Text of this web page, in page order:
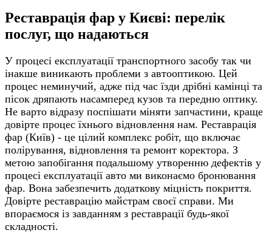
Реставрація фар у Києві: перелік
послуг, що надаються
У процесі експлуатації транспортного засобу так чи
інакше виникають проблеми з автооптикою. Цей
процес неминучий, адже під час їзди дрібні камінці та
пісок дряпають насамперед кузов та передню оптику.
Не варто відразу поспішати міняти запчастини, краще
довірте процес їхнього відновлення нам. Реставрація
фар (Київ) - це цілий комплекс робіт, що включає
полірування, відновлення та ремонт коректора. З
метою запобігання подальшому утворенню дефектів у
процесі експлуатації авто ми виконаємо бронювання
фар. Вона забезпечить додаткову міцність покриття.
Довірте реставрацію майстрам своєї справи. Ми
впораємося із завданням з реставрації будь-якої
складності.